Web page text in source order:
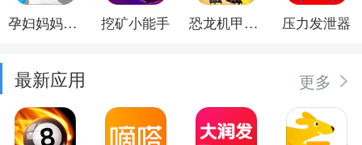
孕妇妈妈日记 挖矿小能手 恐龙机甲射手 压力发泄器
最新应用 更多